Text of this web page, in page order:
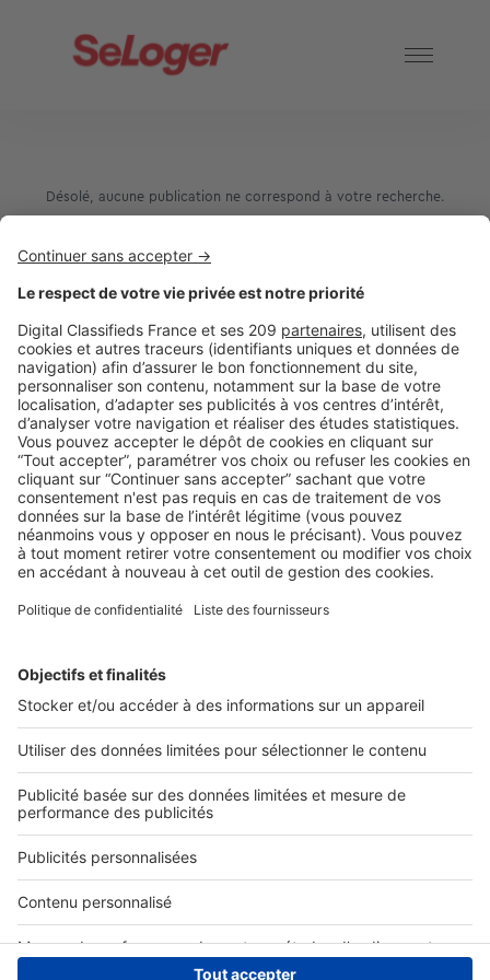
Désolé, aucune publication ne correspond à votre recherche.
2 rue des Italiens 75009 Paris
01 53 38 80 00
Nos solutions pro
Nous contacter
Connexion à My SeLoger Pro
Espace Presse